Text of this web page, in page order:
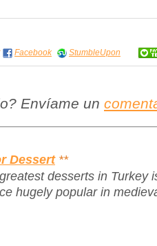
Facebook StumbleUpon
Envíame un
Dessert **
desserts in Turkey
hugely popular in